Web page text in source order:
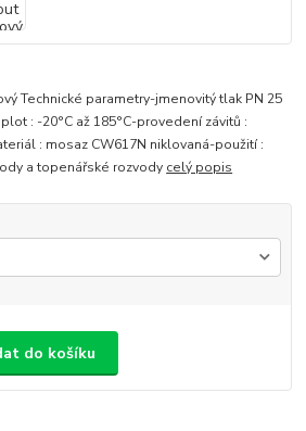
Technické parametry-jmenovitý tlak PN 25
: -20°C až 185°C-provedení závitů :
: mosaz CW617N niklovaná-použití :
a topenářské rozvody celý popis
do košíku